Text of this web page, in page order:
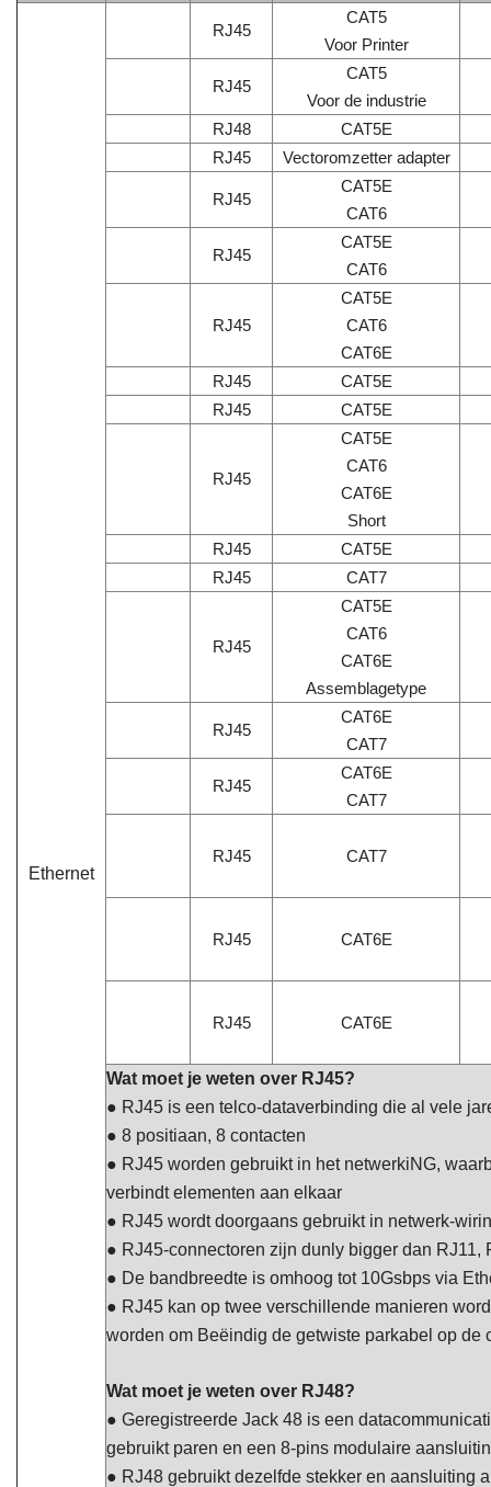
Ethernet
RJ45
CAT5
Voor Printer
RJ45
CAT5
Voor de industrie
RJ48
CAT5E
RJ45
Vectoromzetter adapter
RJ45
CAT5E
CAT6
RJ45
CAT5E
CAT6
RJ45
CAT5E
CAT6
CAT6E
RJ45
CAT5E
RJ45
CAT5E
RJ45
CAT5E
CAT6
CAT6E
Short
RJ45
CAT5E
RJ45
CAT7
RJ45
CAT5E
CAT6
CAT6E
Assemblagetype
RJ45
CAT6E
CAT7
RJ45
CAT6E
CAT7
RJ45 CAT7
RJ45 CAT6E
RJ45 CAT6E
Wat moet je weten over RJ45?
● RJ45 is een telco-dataverbinding die al vele
● 8 positiaan, 8 contacten
● RJ45 worden gebruikt in het netwerkiNG,
verbindt elementen aan elkaar
● RJ45 wordt doorgaans gebruikt in netwerk-wiri
● RJ45-connectoren zijn dun y bigger dan RJ11,
● De bandbreedte is omhoog tot 10Gsbps via
● RJ45 kan op twee verschillende manieren
worden om Beëindig de getwiste parkabel op de
Wat moet je weten over RJ48?
● Geregistreerde Jack 48 is een
gebruikt paren en een 8-pins modulaire
● RJ48 gebruikt dezelfde stekker en aansluiting